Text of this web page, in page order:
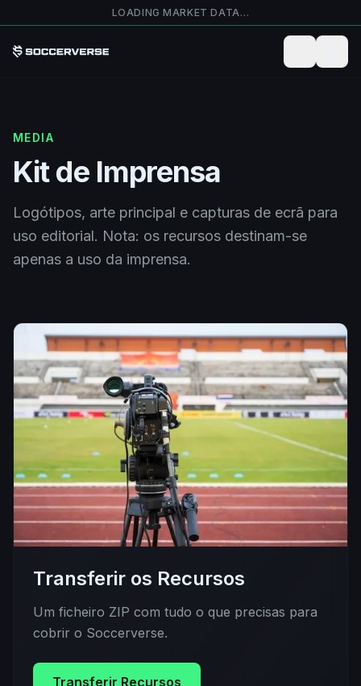
Saltar para o conteúdo principal
LOADING MARKET DATA…
MEDIA
Kit de Imprensa
Logótipos, arte principal e capturas de ecrã para
uso editorial. Nota: os recursos destinam-se
apenas a uso da imprensa.
Transferir os Recursos
Um ficheiro ZIP com tudo o que precisas para
cobrir o Soccerverse.
Transferir Recursos